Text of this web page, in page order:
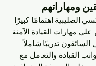
ومهاراتهم
الصليبية اهتمامًا كبيرًا
مهارات القيادة الآمنة
السائقون تدريبًا شاملاً
القيادة والتعامل مع